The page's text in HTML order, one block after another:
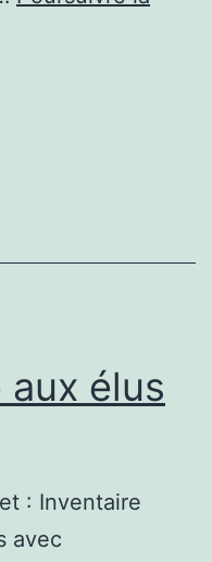
élus
: Inventaire
avec